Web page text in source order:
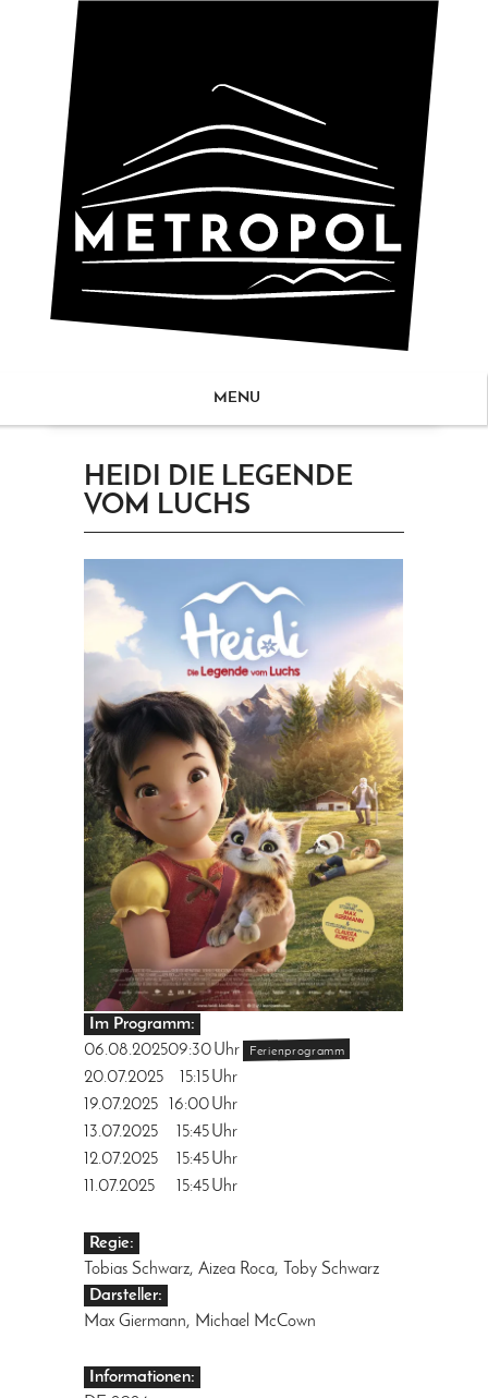
MENU
HEIDI DIE LEGENDE
VOM LUCHS
Im Programm:
06.08.202509:30Uhr Ferienprogramm
20.07.2025 15:15Uhr
19.07.2025
16:00Uhr
13.07.2025
15:45Uhr
12.07.2025
15:45Uhr
11.07.2025
15:45Uhr
Regie:
Tobias Schwarz, Aizea Roca, Toby Schwarz
Darsteller:
Max Giermann, Michael McCown
Informationen: